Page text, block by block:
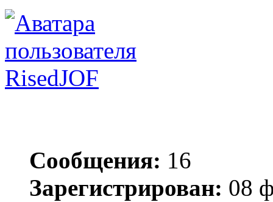
RisedJOF
Сообщения: 16
Зарегистрирован: 08